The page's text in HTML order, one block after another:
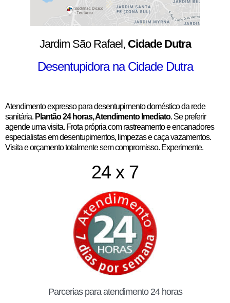
Jardim São Rafael, Cidade Dutra
Desentupidora na Cidade Dutra
Atendimento expresso para desentupimento doméstico da rede
sanitária. Plantão 24 horas, Atendimento Imediato. Se preferir
agende uma visita. Frota própria com rastreamento e encanadores
especialistas em desentupimentos, limpezas e caça vazamentos.
Visita e orçamento totalmente sem compromisso. Experimente.
24 x 7
Parcerias para atendimento 24 horas